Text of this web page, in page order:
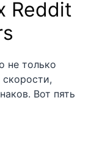
Reddit
не только
скорости,
Вот пять